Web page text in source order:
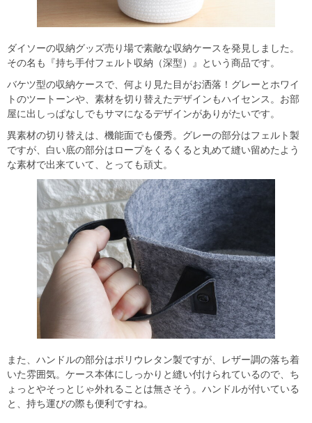
ダイソーの収納グッズ売り場で素敵な収納ケースを発見しました。
その名も『持ち手付フェルト収納（深型）』という商品です。
バケツ型の収納ケースで、何より見た目がお洒落！グレーとホワイ
トのツートーンや、素材を切り替えたデザインもハイセンス。お部
屋に出しっぱなしでもサマになるデザインがありがたいです。
異素材の切り替えは、機能面でも優秀。グレーの部分はフェルト製
ですが、白い底の部分はロープをくるくると丸めて縫い留めたよう
な素材で出来ていて、とっても頑丈。
また、ハンドルの部分はポリウレタン製ですが、レザー調の落ち着
いた雰囲気。ケース本体にしっかりと縫い付けられているので、ち
ょっとやそっとじゃ外れることは無さそう。ハンドルが付いている
と、持ち運びの際も便利ですね。